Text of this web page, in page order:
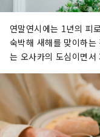
연말연시에는 1년의 피
숙박해 새해를 맞이하
는 오사카의 도심이면